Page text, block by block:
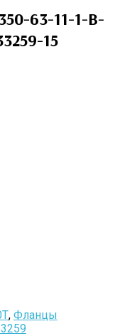
63-11-1-B-
15
, Фланцы